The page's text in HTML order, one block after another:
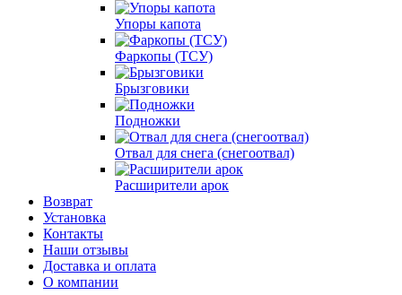
Упоры капота
Фаркопы (ТСУ)
Брызговики
Подножки
Отвал для снега (снегоотвал)
Расширители арок
Возврат
Установка
Контакты
Наши отзывы
Доставка и оплата
О компании